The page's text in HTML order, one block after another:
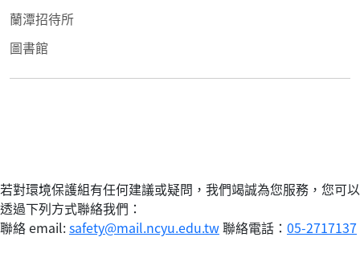
蘭潭招待所
圖書館
若對環境保護組有任何建議或疑問，我們竭誠為您服務，您可以
透過下列方式聯絡我們：
聯絡 email:safety@mail.ncyu.edu.tw聯絡電話： 05-2717137